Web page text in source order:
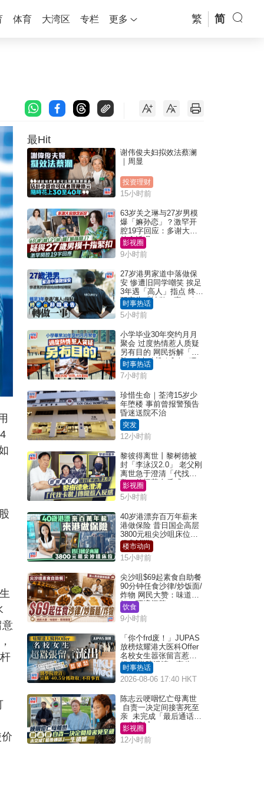
体育 大湾区 专栏 更多 繁 简
意
最Hit
谢伟俊夫妇拟效法蔡澜
｜周显
投资理财
15小时前
63岁关之琳与27岁男模
爆「嫲孙恋」？激罕开
腔19字回应：多谢大家
挂念近况
影视圈
9小时前
27岁港男家道中落做保
安 惨遭旧同学嘲笑 挨足
3年遇「高人」指点 终辞
职宣告「转做一事」｜
Juicy叮
时事热话
5小时前
小学毕业30年突约月月
聚会 过度热情惹人质疑
另有目的 网民拆解「扮
熟」4大动机｜Juicy叮
时事热话
7小时前
珍惜生命｜荃湾15岁少
年堕楼 事前曾报警预告
昏迷送院不治
突发
12小时前
黎彼得离世丨黎树德被
封「李泳汉2.0」 老父刚
离世急于澄清「代找卡
数」传闻惹人反感
影视圈
5小时前
40岁港漂弃百万年薪来
港做保险 昔日国企高层
3800元租尖沙咀床位｜
租盘Million
楼市动向
15小时前
尖沙咀$69起素食自助餐
90分钟任食沙律/炒饭面/
炸物 网民大赞：味道
好，环境阔落
饮食
9小时前
「你个frd废！」JUPAS
放榜炫耀港大医科Offer
名校女生嚣张留言惹众
怒 医学院澄清：宣称
「40.5分获录取」不符事
实｜Juicy叮
时事热话
2026-08-06 17:40 HKT
陈志云哽咽忆亡母离世
自责一决定间接害死至
亲 未完成「最后通话」
一生遗憾
影视圈
12小时前